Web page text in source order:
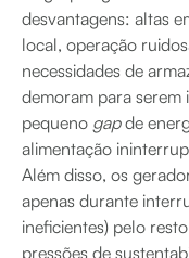
desvantagens: altas
local, operação
necessidades de
demoram para serem
pequeno gapde
alimentação
Além disso, os
apenas durante
ineficientes) pelo
pressões de